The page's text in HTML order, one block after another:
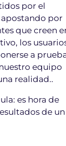
por el
apostando por
que creen
los
a
equipo
realidad..
es hora de
de un